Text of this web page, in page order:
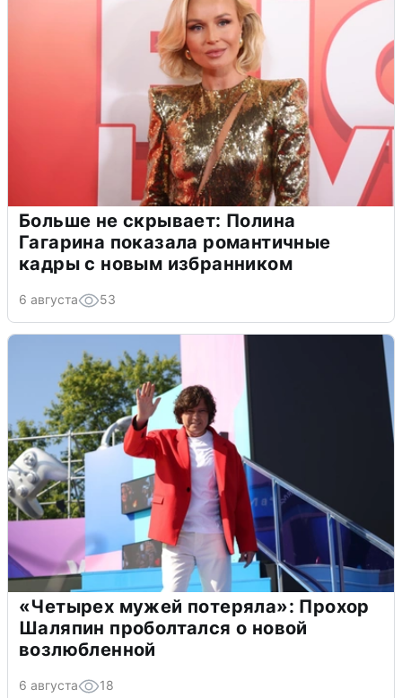
Больше не скрывает: Полина
Гагарина показала романтичные
кадры с новым избранником
6 августа 53
«Четырех мужей потеряла»: Прохор
Шаляпин проболтался о новой
возлюбленной
6 августа 18